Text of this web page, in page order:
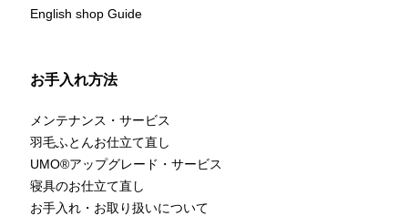
English shop Guide
お手入れ方法
メンテナンス・サービス
羽毛ふとんお仕立て直し
UMO®アップグレード・サービス
寝具のお仕立て直し
お手入れ・お取り扱いについて